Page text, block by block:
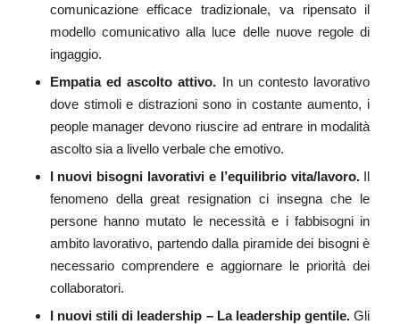
comunicazione efficace tradizionale, va ripensato il
modello comunicativo alla luce delle nuove regole di
ingaggio.
Empatia ed ascolto attivo. In un contesto lavorativo
dove stimoli e distrazioni sono in costante aumento, i
people manager devono riuscire ad entrare in modalità
ascolto sia a livello verbale che emotivo.
I nuovi bisogni lavorativi e l’equilibrio vita/lavoro. Il
fenomeno della great resignation ci insegna che le
persone hanno mutato le necessità e i fabbisogni in
ambito lavorativo, partendo dalla piramide dei bisogni è
necessario comprendere e aggiornare le priorità dei
collaboratori.
I nuovi stili di leadership – La leadership gentile.Gli